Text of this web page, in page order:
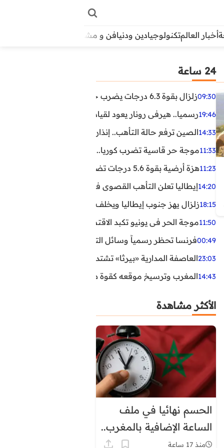
أخبار العالمتكنولوجيادين ودنيافن و مشاهير
24 ساعة
09:30زلزال بقوة 6.3 درجات يضرب جنوب الفلبين.. ولا تحذير من تسونامي حتى الآن
19:46رسميا.. هيرفي رونار يعود لقيادة منتخب كوت ديفوار
14:33الصين ترفع حالة التأهب.. إنذاران جديدان بسبب الأمطار
11:33موجة حر قاسية تضرب كوريا.. وفيات وإصابات ونفوق مئات
11:23هزة أرضية بقوة 5.6 درجات تضرب مصر
14:20إيطاليا تعلن التأهب القصوى في 23 مدينة بسبب موجة حر شديدة
18:15زلزال يهز جنوب إيطاليا ويخلف عشرات الجرحى
11:50موجة الحر في يونيو تكبد الاقتصاد البريطاني خسائر تجاوزت 1.5 مليار
00:49فرنسا تحظر رسمياً وسائل التواصل الاجتماعي على القاصرين
23:03العاصفة المدارية «بيرثا» تشتد وتقترب من سواحل
14:43المغرب وترسيخ موقعه كقوة طاقية إقليمية
الأكثر مشاهدة
الحسم نهائيا في ملف
الساعة الإضافية بالمغرب..
هذا موعد العودة إلى
منذ 17 ساعة